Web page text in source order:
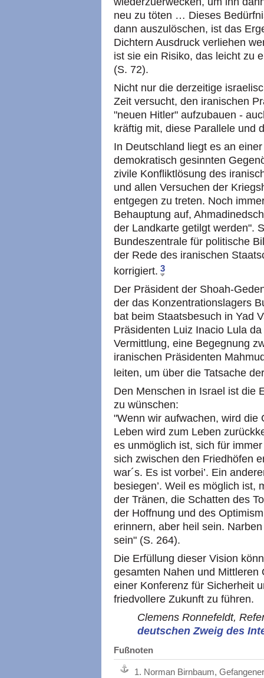
neu zu töten … Dieses
dann auszulöschen, ist das
Dichtern Ausdruck verliehen
ist sie ein Risiko, das leicht zu
(S. 72).
Nicht nur die derzeitige
Zeit versucht, den iranischen
"neuen Hitler" aufzubauen -
kräftig mit, diese Parallele und
In Deutschland liegt es an
demokratisch gesinnten
zivile Konfliktlösung des
und allen Versuchen der
entgegen zu treten. Noch
Behauptung auf,
der Landkarte getilgt werden".
Bundeszentrale für politische
der Rede des iranischen
korrigiert. 3
Der Präsident der Shoah-
der das Konzentrationslagers
bat beim Staatsbesuch in Yad
Präsidenten Luiz Inacio Lula
Vermittlung, eine Begegnung
iranischen Präsidenten
leiten, um über die Tatsache
Den Menschen in Israel ist die
zu wünschen:
"Wenn wir aufwachen, wird die
Leben wird zum Leben
es unmöglich ist, sich für
sich zwischen den Friedhöfen
war´s. Es ist vorbei’. Ein
besiegen’. Weil es möglich ist,
der Tränen, die Schatten des
der Hoffnung und des
erinnern, aber heil sein.
sein" (S. 264).
Die Erfüllung dieser Vision
gesamten Nahen und
einer Konferenz für Sicherheit
friedvollere Zukunft zu führen.
Clemens Ronnefeldt,
deutschen Zweig des
Fußnoten
1. Norman Birnbaum,